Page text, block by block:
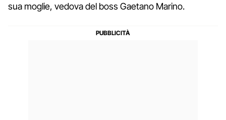
sua moglie, vedova del boss Gaetano Marino.